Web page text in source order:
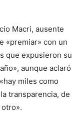
Macri, ausente
«premiar» con un
que expusieron su
aunque aclaró
miles como
transparencia, de